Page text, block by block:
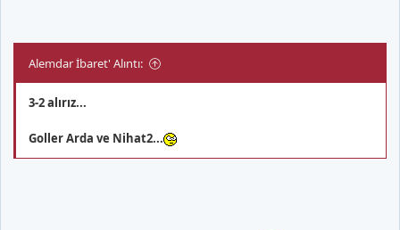
Alemdar İbaret' Alıntı:
3-2 alırız...
Goller Arda ve Nihat2...